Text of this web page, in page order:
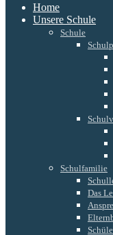
Home
Unsere Schule
Schule
Schulfamilie
Das